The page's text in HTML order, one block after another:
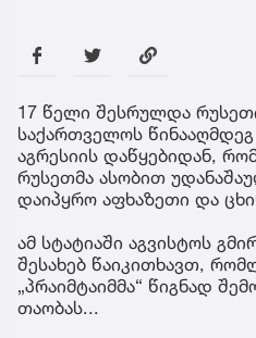
17 წელი შესრულდა
საქართველოს
აგრესიის დაწყებიდან,
რუსეთმა ასობით
დაიპყრო აფხაზეთი და
ამ სტატიაში აგვისტოს
შესახებ წაიკითხავთ,
„პრაიმტაიმმა“ წიგნად
თაობას...